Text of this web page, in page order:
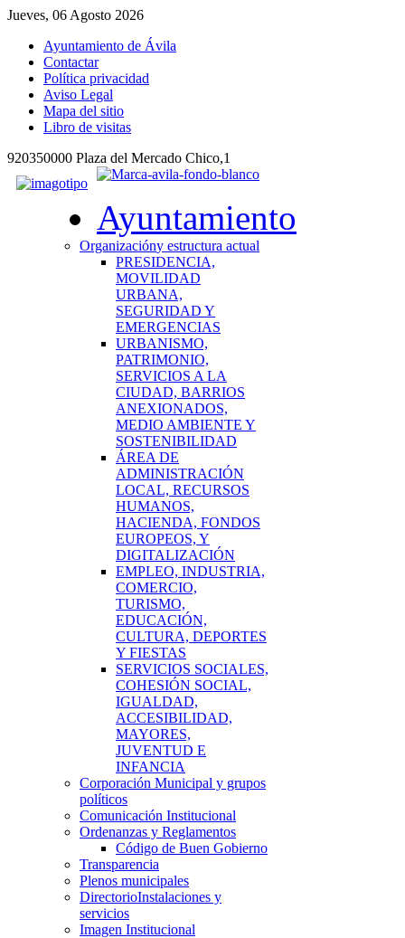
Jueves, 06 Agosto 2026
Ayuntamiento de Ávila
Contactar
Política privacidad
Aviso Legal
Mapa del sitio
Libro de visitas
920350000 Plaza del Mercado Chico,1
Ayuntamiento
Organizacióny estructura actual
PRESIDENCIA,
MOVILIDAD
URBANA,
SEGURIDAD Y
EMERGENCIAS
URBANISMO,
PATRIMONIO,
SERVICIOS A LA
CIUDAD, BARRIOS
ANEXIONADOS,
MEDIO AMBIENTE Y
SOSTENIBILIDAD
ÁREA DE
ADMINISTRACIÓN
LOCAL, RECURSOS
HUMANOS,
HACIENDA, FONDOS
EUROPEOS, Y
DIGITALIZACIÓN
EMPLEO, INDUSTRIA,
COMERCIO,
TURISMO,
EDUCACIÓN,
CULTURA, DEPORTES
Y FIESTAS
SERVICIOS SOCIALES,
COHESIÓN SOCIAL,
IGUALDAD,
ACCESIBILIDAD,
MAYORES,
JUVENTUD E
INFANCIA
Corporación Municipal y grupos
políticos
Comunicación Institucional
Ordenanzas y Reglamentos
Código de Buen Gobierno
Transparencia
Plenos municipales
DirectorioInstalaciones y
servicios
Imagen Institucional